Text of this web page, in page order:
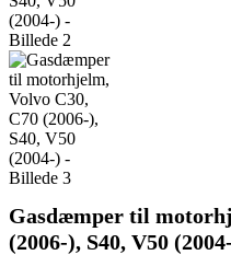
Gasdæmper til
(2006-), S40, V50